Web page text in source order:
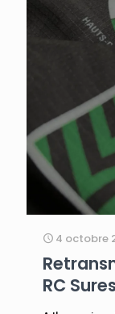
4 octobre
RC